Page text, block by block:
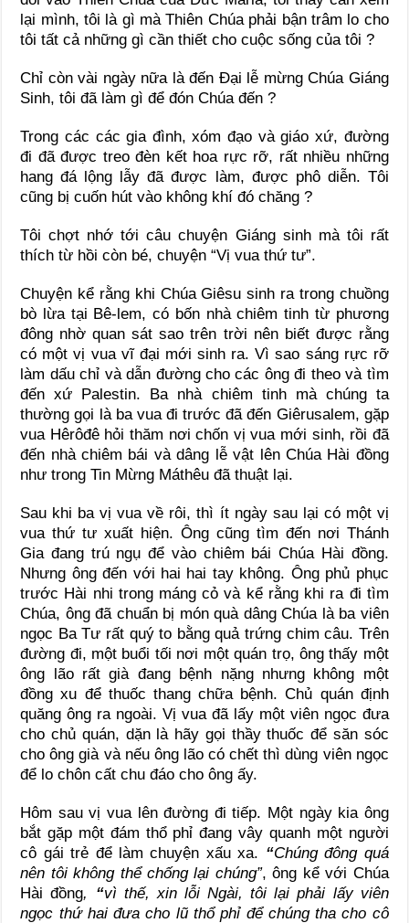
lại mình, tôi là gì mà Thiên Chúa phải bận trâm lo cho
tôi tất cả những gì cần thiết cho cuộc sống của tôi ?
Chỉ còn vài ngày nữa là đến Đại lễ mừng Chúa Giáng
Sinh, tôi đã làm gì để đón Chúa đến ?
Trong các các gia đình, xóm đạo và giáo xứ, đường
đi đã được treo đèn kết hoa rực rỡ, rất nhiều những
hang đá lộng lẫy đã được làm, được phô diễn. Tôi
cũng bị cuốn hút vào không khí đó chăng ?
Tôi chợt nhớ tới câu chuyện Giáng sinh mà tôi rất
thích từ hồi còn bé, chuyện “Vị vua thứ tư”.
Chuyện kể rằng khi Chúa Giêsu sinh ra trong chuồng
bò lừa tại Bê-lem, có bốn nhà chiêm tinh từ phương
đông nhờ quan sát sao trên trời nên biết được rằng
có một vị vua vĩ đại mới sinh ra. Vì sao sáng rực rỡ
làm dấu chỉ và dẫn đường cho các ông đi theo và tìm
đến xứ Palestin. Ba nhà chiêm tinh mà chúng ta
thường gọi là ba vua đi trước đã đến Giêrusalem, gặp
vua Hêrôđê hỏi thăm nơi chốn vị vua mới sinh, rồi đã
đến nhà chiêm bái và dâng lễ vật lên Chúa Hài đồng
như trong Tin Mừng Máthêu đã thuật lại.
Sau khi ba vị vua về rôi, thì ít ngày sau lại có một vị
vua thứ tư xuất hiện. Ông cũng tìm đến nơi Thánh
Gia đang trú ngụ để vào chiêm bái Chúa Hài đồng.
Nhưng ông đến với hai hai tay không. Ông phủ phục
trước Hài nhi trong máng cỏ và kể rằng khi ra đi tìm
Chúa, ông đã chuẩn bị món quà dâng Chúa là ba viên
ngọc Ba Tư rất quý to bằng quả trứng chim câu. Trên
đường đi, một buổi tối nơi một quán trọ, ông thấy một
ông lão rất già đang bệnh nặng nhưng không một
đồng xu để thuốc thang chữa bệnh. Chủ quán định
quăng ông ra ngoài. Vị vua đã lấy một viên ngọc đưa
cho chủ quán, dặn là hãy gọi thầy thuốc để săn sóc
cho ông già và nếu ông lão có chết thì dùng viên ngọc
để lo chôn cất chu đáo cho ông ấy.
Hôm sau vị vua lên đường đi tiếp. Một ngày kia ông
bắt gặp một đám thổ phỉ đang vây quanh một người
cô gái trẻ để làm chuyện xấu xa. “Chúng đông quá
nên tôi không thể chống lại chúng”, ông kể với Chúa
Hài đồng, “vì thế, xin lỗi Ngài, tôi lại phải lấy viên
ngọc thứ hai đưa cho lũ thổ phỉ để chúng tha cho cô